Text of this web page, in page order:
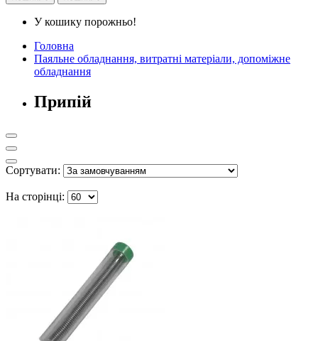
У кошику порожньо!
Головна
Паяльне обладнання, витратні матеріали, допоміжне
обладнання
Припій
Сортувати:
На сторінці: